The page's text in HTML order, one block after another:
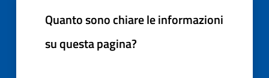
Quanto sono chiare le informazioni
su questa pagina?